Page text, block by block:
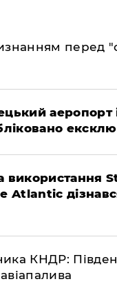
перед
аеропорт
використання
Atlantic
КНДР: